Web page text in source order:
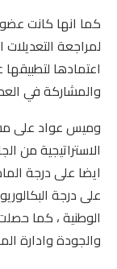
كما انها كانت
والمشاركة في
وميس عواد على
الاستراتيجية من
ايضا على درجة
على درجة
الوطنية ، كما
والجودة وادارة